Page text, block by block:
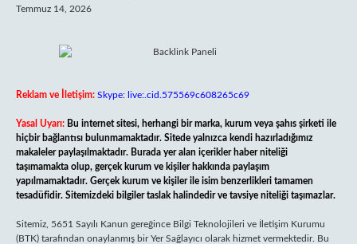
Temmuz 14, 2026
Reklam ve İletişim: Skype: live:.cid.575569c608265c69
Yasal Uyarı: Bu internet sitesi, herhangi bir marka, kurum veya şahıs şirketi ile
hiçbir bağlantısı bulunmamaktadır. Sitede yalnızca kendi hazırladığımız
makaleler paylaşılmaktadır. Burada yer alan içerikler haber niteliği
taşımamakta olup, gerçek kurum ve kişiler hakkında paylaşım
yapılmamaktadır. Gerçek kurum ve kişiler ile isim benzerlikleri tamamen
tesadüfidir. Sitemizdeki bilgiler taslak halindedir ve tavsiye niteliği taşımazlar.
Sitemiz, 5651 Sayılı Kanun gereğince Bilgi Teknolojileri ve İletişim Kurumu
(BTK) tarafından onaylanmış bir Yer Sağlayıcı olarak hizmet vermektedir. Bu